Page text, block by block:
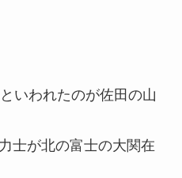
いわれたのが佐田の山
士が北の富士の大関在